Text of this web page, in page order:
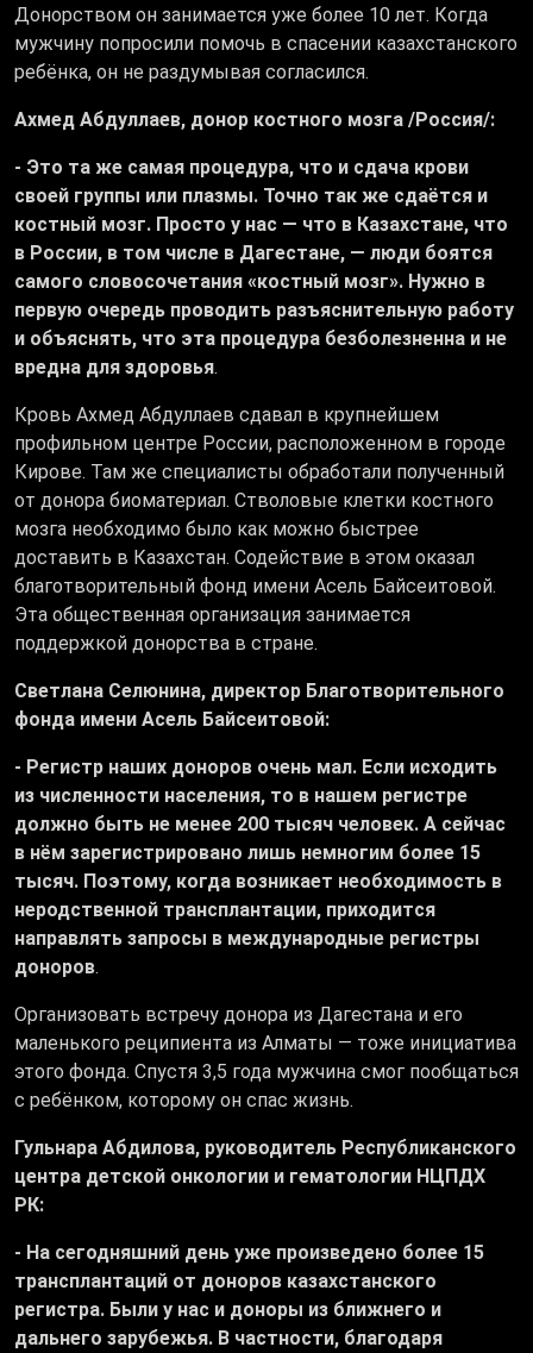
Донорством он занимается уже более 10 лет. Когда
мужчину попросили помочь в спасении казахстанского
ребёнка, он не раздумывая согласился.
Ахмед Абдуллаев, донор костного мозга /Россия/:
- Это та же самая процедура, что и сдача крови
своей группы или плазмы. Точно так же сдаётся и
костный мозг. Просто у нас — что в Казахстане, что
в России, в том числе в Дагестане, — люди боятся
самого словосочетания «костный мозг». Нужно в
первую очередь проводить разъяснительную работу
и объяснять, что эта процедура безболезненна и не
вредна для здоровья.
Кровь Ахмед Абдуллаев сдавал в крупнейшем
профильном центре России, расположенном в городе
Кирове. Там же специалисты обработали полученный
от донора биоматериал. Стволовые клетки костного
мозга необходимо было как можно быстрее
доставить в Казахстан. Содействие в этом оказал
благотворительный фонд имени Асель Байсеитовой.
Эта общественная организация занимается
поддержкой донорства в стране.
Светлана Селюнина, директор Благотворительного
фонда имени Асель Байсеитовой:
- Регистр наших доноров очень мал. Если исходить
из численности населения, то в нашем регистре
должно быть не менее 200 тысяч человек. А сейчас
в нём зарегистрировано лишь немногим более 15
тысяч. Поэтому, когда возникает необходимость в
неродственной трансплантации, приходится
направлять запросы в международные регистры
доноров.
Организовать встречу донора из Дагестана и его
маленького реципиента из Алматы — тоже инициатива
этого фонда. Спустя 3,5 года мужчина смог пообщаться
с ребёнком, которому он спас жизнь.
Гульнара Абдилова, руководитель Республиканского
центра детской онкологии и гематологии НЦПДХ
РК:
- На сегодняшний день уже произведено более 15
трансплантаций от доноров казахстанского
регистра. Были у нас и доноры из ближнего и
дальнего зарубежья. В частности, благодаря